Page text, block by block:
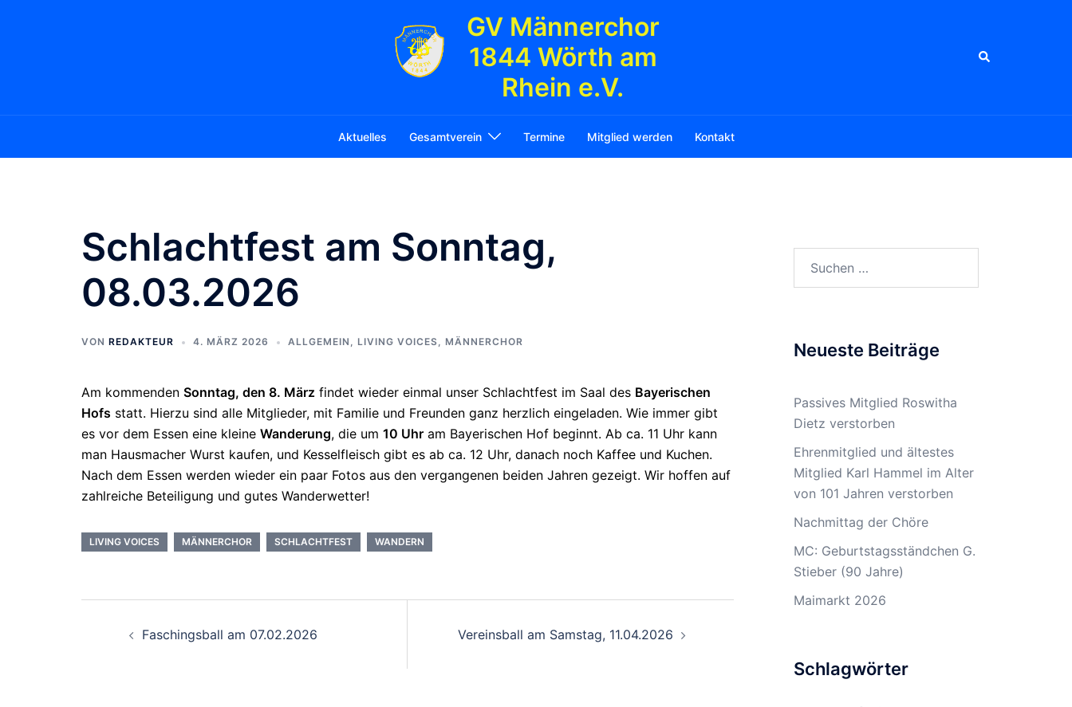
GV Männerchor
1844 Wörth am
Rhein e.V.
Suche
Aktuelles Gesamtverein Termine Mitglied werden Kontakt
Schlachtfest am Sonntag,
08.03.2026
VON REDAKTEUR 4. MÄRZ 2026 ALLGEMEIN , LIVING VOICES, MÄNNERCHOR
Am kommenden Sonntag, den 8. März findet wieder einmal unser Schlachtfest im Saal des Bayerischen
Hofs statt. Hierzu sind alle Mitglieder, mit Familie und Freunden ganz herzlich eingeladen. Wie immer gibt
es vor dem Essen eine kleine Wanderung, die um 10 Uhr am Bayerischen Hof beginnt. Ab ca. 11 Uhr kann
man Hausmacher Wurst kaufen, und Kesselfleisch gibt es ab ca. 12 Uhr, danach noch Kaffee und Kuchen.
Nach dem Essen werden wieder ein paar Fotos aus den vergangenen beiden Jahren gezeigt. Wir hoffen auf
zahlreiche Beteiligung und gutes Wanderwetter!
LIVING VOICES MÄNNERCHOR SCHLACHTFEST WANDERN
Faschingsball am 07.02.2026 Vereinsball am Samstag, 11.04.2026
Neueste Beiträge
Passives Mitglied Roswitha
Dietz verstorben
Ehrenmitglied und ältestes
Mitglied Karl Hammel im Alter
von 101 Jahren verstorben
Nachmittag der Chöre
MC: Geburtstagsständchen G.
Stieber (90 Jahre)
Maimarkt 2026
Schlagwörter